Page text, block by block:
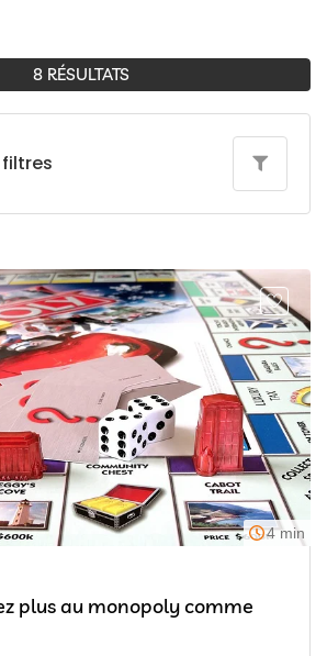
8 RÉSULTATS
4 min
plus au monopoly comme